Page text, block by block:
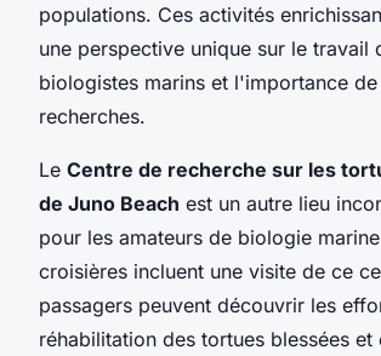
populations. Ces activités
une perspective unique sur le travail
biologistes marins et l'importance
recherches.
Le Centre de recherche sur les
de Juno Beach est un autre lieu
pour les amateurs de biologie
croisières incluent une visite de ce
passagers peuvent découvrir les
réhabilitation des tortues blessées et